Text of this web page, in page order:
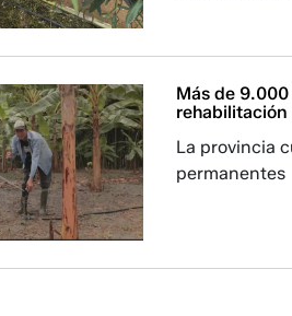
Más de
La provincia
permanentes